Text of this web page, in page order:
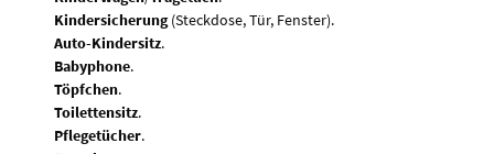
Kindersicherung(Steckdose, Tür, Fenster).
Auto-Kindersitz.
Babyphone.
Töpfchen.
Toilettensitz.
Pflegetücher.